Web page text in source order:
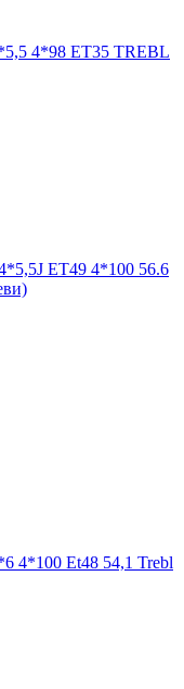
4*98 ET35 TREBL
ET49 4*100 56.6
4*100 Et48 54,1 Trebl